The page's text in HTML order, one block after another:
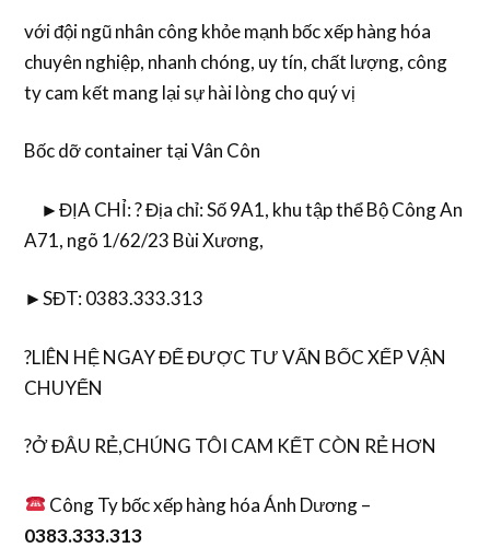
với đội ngũ nhân công khỏe mạnh bốc xếp hàng hóa
chuyên nghiệp, nhanh chóng, uy tín, chất lượng, công
ty cam kết mang lại sự hài lòng cho quý vị
Bốc dỡ container tại Vân Côn
►ĐỊA CHỈ: ? Địa chỉ: Số 9A1, khu tập thể Bộ Công An
A71, ngõ 1/62/23 Bùi Xương,
►SĐT: 0383.333.313
?LIÊN HỆ NGAY ĐỂ ĐƯỢC TƯ VẤN BỐC XẾP VẬN
CHUYỂN
?Ở ĐÂU RẺ,CHÚNG TÔI CAM KẾT CÒN RẺ HƠN
Công Ty bốc xếp hàng hóa Ánh Dương –
0383.333.313